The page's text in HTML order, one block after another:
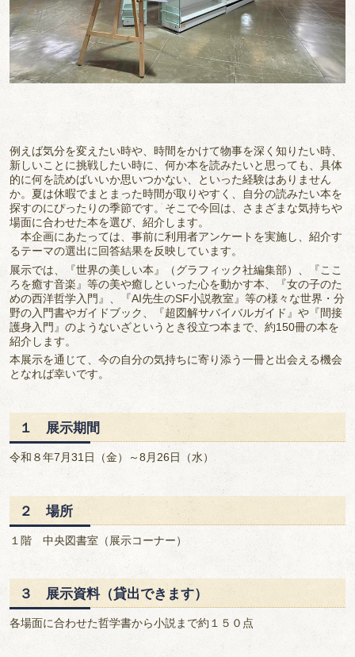
例えば気分を変えたい時や、時間をかけて物事を深く知りたい時、
新しいことに挑戦したい時に、何か本を読みたいと思っても、具体
的に何を読めばいいか思いつかない、といった経験はありません
か。夏は休暇でまとまった時間が取りやすく、自分の読みたい本を
探すのにぴったりの季節です。そこで今回は、さまざまな気持ちや
場面に合わせた本を選び、紹介します。
本企画にあたっては、事前に利用者アンケートを実施し、紹介す
るテーマの選出に回答結果を反映しています。
展示では、『世界の美しい本』（グラフィック社編集部）、『ここ
ろを癒す音楽』等の美や癒しといった心を動かす本、『女の子のた
めの西洋哲学入門』、『AI先生のSF小説教室』等の様々な世界・分
野の入門書やガイドブック、『超図解サバイバルガイド』や『間接
護身入門』のようないざというとき役立つ本まで、約150冊の本を
紹介します。
本展示を通じて、今の自分の気持ちに寄り添う一冊と出会える機会
となれば幸いです。
１ 展示期間
令和８年7月31日（金）～8月26日（水）
２ 場所
１階 中央図書室（展示コーナー）
３ 展示資料（貸出できます）
各場面に合わせた哲学書から小説まで約１５０点